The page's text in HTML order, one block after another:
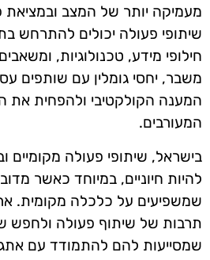
מעמיקה יותר של המצב ובמציאת
שיתופי פעולה יכולים להתרחש
חילופי מידע, טכנולוגיות,
משבר, יחסי גומלין עם שותפים
המענה הקולקטיבי ולהפחית את
המעורבים.
בישראל, שיתופי פעולה מקומיים
להיות חיוניים, במיוחד כאשר
שמשפיעים על כלכלה מקומית.
תרבות של שיתוף פעולה ולחפש
שמסייעות להם להתמודד עם